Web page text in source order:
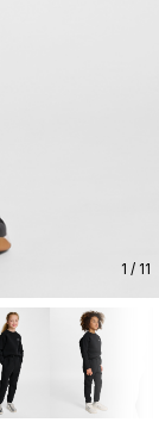
1 / 11